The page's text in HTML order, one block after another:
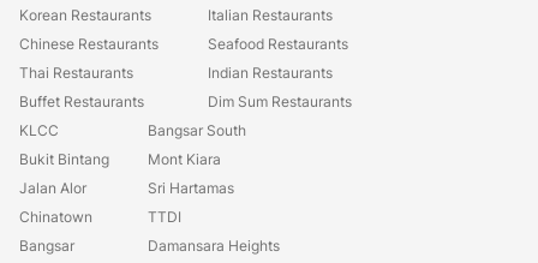
Korean Restaurants
Chinese Restaurants
Thai Restaurants
Buffet Restaurants
Italian Restaurants
Seafood Restaurants
Indian Restaurants
Dim Sum Restaurants
KLCC
Bukit Bintang
Jalan Alor
Chinatown
Bangsar
Bangsar South
Mont Kiara
Sri Hartamas
TTDI
Damansara Heights